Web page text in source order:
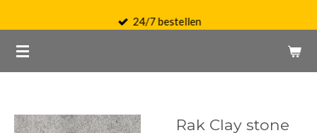
naar
de
24/7 bestellen
Rak Clay stone